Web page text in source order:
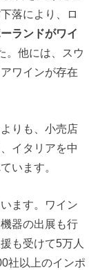
落により、ロ
ランドがワイ
。他には、スウ
ワインが存在
りも、小売店
イタリアを中
います。
ます。ワイン
器の出展も行
も受けて5万人
社以上のインポ